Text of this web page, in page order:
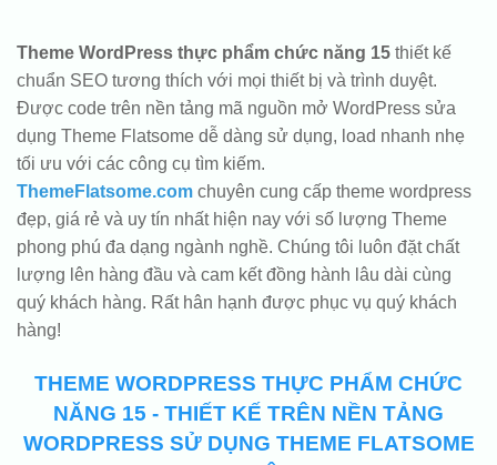
Theme WordPress thực phẩm chức năng 15 thiết kế
chuẩn SEO tương thích với mọi thiết bị và trình duyệt.
Được code trên nền tảng mã nguồn mở WordPress sửa
dụng Theme Flatsome dễ dàng sử dụng, load nhanh nhẹ
tối ưu với các công cụ tìm kiếm.
ThemeFlatsome.com chuyên cung cấp theme wordpress
đẹp, giá rẻ và uy tín nhất hiện nay với số lượng Theme
phong phú đa dạng ngành nghề. Chúng tôi luôn đặt chất
lượng lên hàng đầu và cam kết đồng hành lâu dài cùng
quý khách hàng. Rất hân hạnh được phục vụ quý khách
hàng!
THEME WORDPRESS THỰC PHẨM CHỨC
NĂNG 15 - THIẾT KẾ TRÊN NỀN TẢNG
WORDPRESS SỬ DỤNG THEME FLATSOME